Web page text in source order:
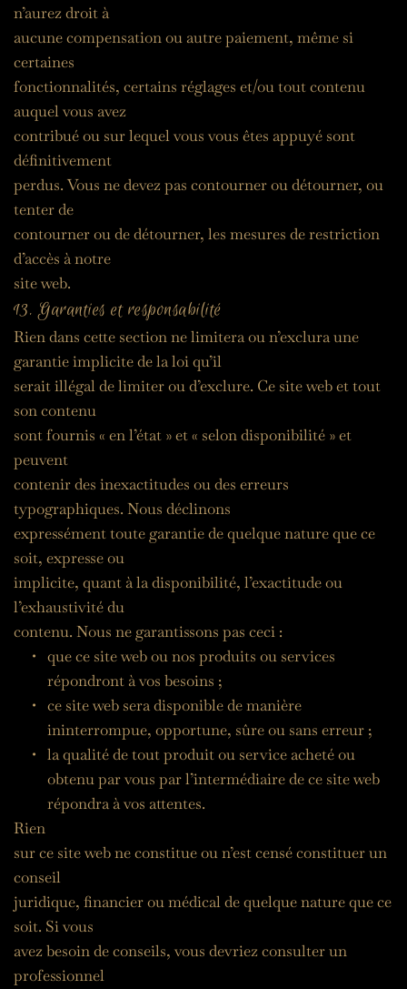
n’aurez droit à
aucune compensation ou autre paiement, même si
certaines
fonctionnalités, certains réglages et/ou tout contenu
auquel vous avez
contribué ou sur lequel vous vous êtes appuyé sont
définitivement
perdus. Vous ne devez pas contourner ou détourner, ou
tenter de
contourner ou de détourner, les mesures de restriction
d’accès à notre
site web.
13. Garanties et responsabilité
Rien dans cette section ne limitera ou n’exclura une
garantie implicite de la loi qu’il
serait illégal de limiter ou d’exclure. Ce site web et tout
son contenu
sont fournis « en l’état » et « selon disponibilité » et
peuvent
contenir des inexactitudes ou des erreurs
typographiques. Nous déclinons
expressément toute garantie de quelque nature que ce
soit, expresse ou
implicite, quant à la disponibilité, l’exactitude ou
l’exhaustivité du
contenu. Nous ne garantissons pas ceci :
que ce site web ou nos produits ou services
répondront à vos besoins ;
ce site web sera disponible de manière
ininterrompue, opportune, sûre ou sans erreur ;
la qualité de tout produit ou service acheté ou
obtenu par vous par l’intermédiaire de ce site web
répondra à vos attentes.
Rien
sur ce site web ne constitue ou n’est censé constituer un
conseil
juridique, financier ou médical de quelque nature que ce
soit. Si vous
avez besoin de conseils, vous devriez consulter un
professionnel